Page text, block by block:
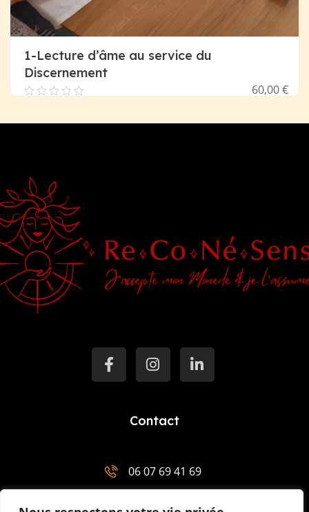
1-Lecture d’âme au service du
Discernement
0.00
of
60,00€
Contact
06 07 69 41 69